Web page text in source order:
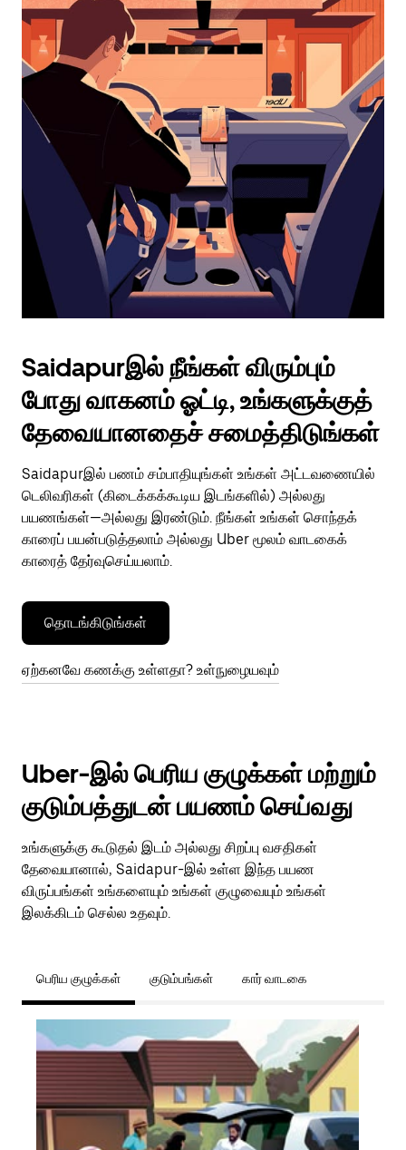
எஸ்கேப்
பொத்தான்
அழுத்தவும்.
Saidapurஇல் நீங்கள் விரும்பும்
போது வாகனம் ஓட்டி, உங்களுக்குத்
தேவையானதைச் சமைத்திடுங்கள்
Saidapurஇல் பணம் சம்பாதியுங்கள் உங்கள் அட்டவணையில்
டெலிவரிகள் (கிடைக்கக்கூடிய இடங்களில்) அல்லது
பயணங்கள்—அல்லது இரண்டும். நீங்கள் உங்கள் சொந்தக்
காரைப் பயன்படுத்தலாம் அல்லது Uber மூலம் வாடகைக்
காரைத் தேர்வுசெய்யலாம்.
தொடங்கிடுங்கள்
ஏற்கனவே கணக்கு உள்ளதா? உள்நுழையவும்
Uber-இல் பெரிய குழுக்கள் மற்றும்
குடும்பத்துடன் பயணம் செய்வது
உங்களுக்கு கூடுதல் இடம் அல்லது சிறப்பு வசதிகள்
தேவையானால், Saidapur-இல் உள்ள இந்த பயண
விருப்பங்கள் உங்களையும் உங்கள் குழுவையும் உங்கள்
இலக்கிடம் செல்ல உதவும்.
பெரிய குழுக்கள் குடும்பங்கள் கார் வாடகை